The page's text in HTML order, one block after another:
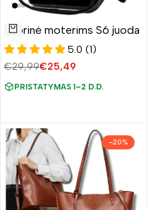
Pridėti
norų
sąrašą
Kuprinė moterims S6 juoda
5.0 (1)
Įprasta
€29,99Pardavimo
€25,49
PRISTATYMAS 1–2 D.D.
–20%